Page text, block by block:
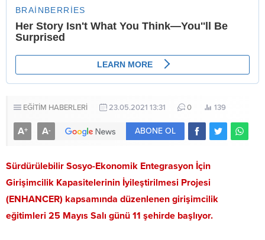
EĞİTİM HABERLERİ 23.05.2021 13:31 0 139
A+ A- ABONE OL
Sürdürülebilir Sosyo-Ekonomik Entegrasyon İçin
Girişimcilik Kapasitelerinin İyileştirilmesi Projesi
(ENHANCER) kapsamında düzenlenen girişimcilik
eğitimleri 25 Mayıs Salı günü 11 şehirde başlıyor.